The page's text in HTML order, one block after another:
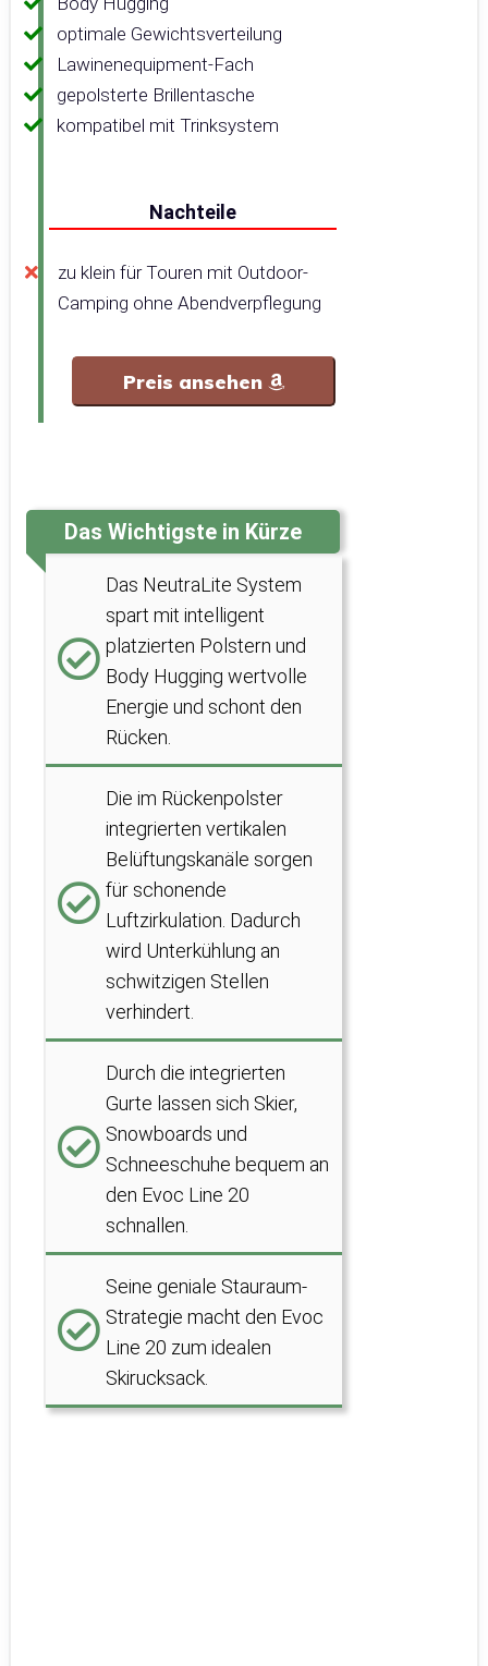
optimale Gewichtsverteilung
Lawinenequipment-Fach
gepolsterte Brillentasche
kompatibel mit Trinksystem
Nachteile
zu klein für Touren mit Outdoor-
Camping ohne Abendverpflegung
Preis ansehen
Das Wichtigste in Kürze
Das NeutraLite System
spart mit intelligent
platzierten Polstern und
Body Hugging wertvolle
Energie und schont den
Rücken.
Die im Rückenpolster
integrierten vertikalen
Belüftungskanäle sorgen
für schonende
Luftzirkulation. Dadurch
wird Unterkühlung an
schwitzigen Stellen
verhindert.
Durch die integrierten
Gurte lassen sich Skier,
Snowboards und
Schneeschuhe bequem an
den Evoc Line 20
schnallen.
Seine geniale Stauraum-
Strategie macht den Evoc
Line 20 zum idealen
Skirucksack.